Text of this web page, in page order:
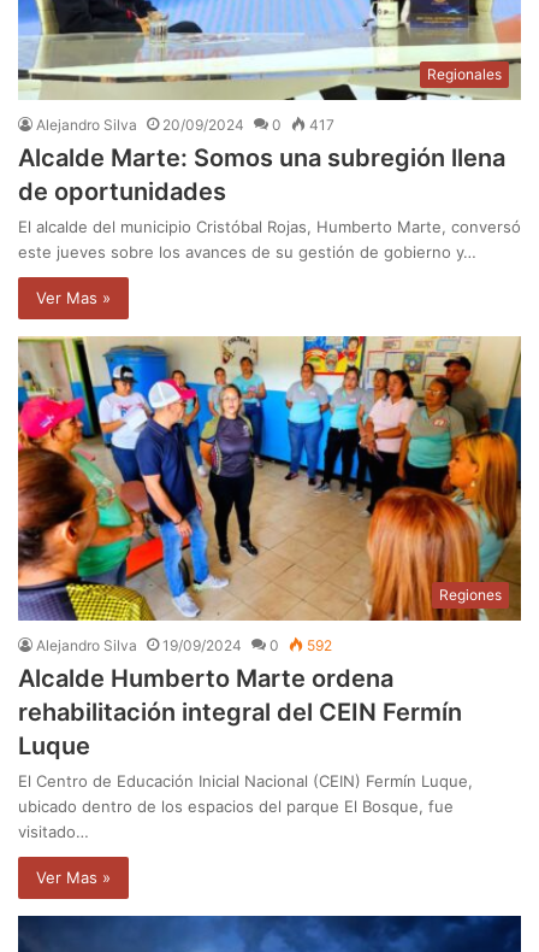
Regionales
Alejandro Silva 20/09/2024 0 417
Alcalde Marte: Somos una subregión llena
de oportunidades
El alcalde del municipio Cristóbal Rojas, Humberto Marte, conversó
este jueves sobre los avances de su gestión de gobierno y…
Ver Mas »
Regiones
Alejandro Silva 19/09/2024 0 592
Alcalde Humberto Marte ordena
rehabilitación integral del CEIN Fermín
Luque
El Centro de Educación Inicial Nacional (CEIN) Fermín Luque,
ubicado dentro de los espacios del parque El Bosque, fue
visitado…
Ver Mas »